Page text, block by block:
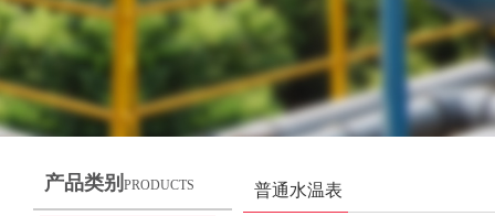
产品类别 PRODUCTS 普通水温表